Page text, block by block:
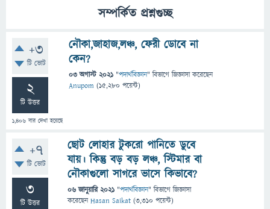
সম্পর্কিত প্রশ্নগুচ্ছ
+3
টি ভোট
2
টি উত্তর
1,406 বার দেখা হয়েছে
নৌকা,জাহাজ,লঞ্চ, ফেরী ডোবে না
কেন?
03 অগাস্ট 2021 "পদার্থবিজ্ঞান" বিভাগে জিজ্ঞাসাকরেছেন
Anupom (15,280 পয়েন্ট)
+7
টি ভোট
3
টি উত্তর
ছোট লোহার টুকরো পানিতে ডুবে
যায়। কিন্তু বড় বড় লঞ্চ, স্টিমার বা
নৌকাগুলো সাগরে ভাসে কিভাবে?
06 জানুয়ারি 2021 "পদার্থবিজ্ঞান" বিভাগে জিজ্ঞাসা
করেছেনHasan Saikat (3,310 পয়েন্ট)